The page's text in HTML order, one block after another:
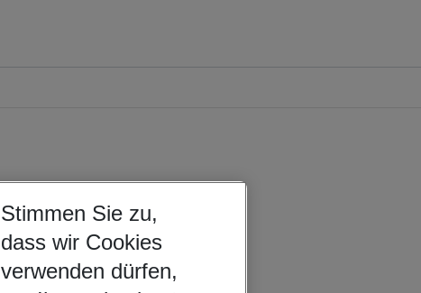
Stimmen Sie zu,
dass wir Cookies
verwenden dürfen,